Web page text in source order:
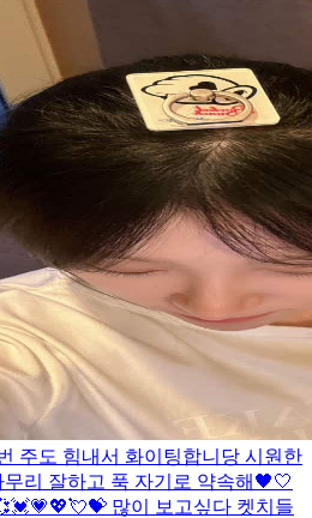
주도 힘내서 화이팅합니당 시원한
무리 잘하고 푹 자기로 약속해🖤🤍
많이 보고싶다 켓치들